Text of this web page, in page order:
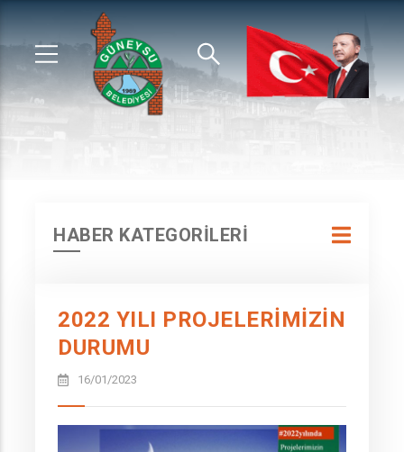
HABER KATEGORİLERİ
2022 YILI PROJELERİMİZİN
DURUMU
16/01/2023